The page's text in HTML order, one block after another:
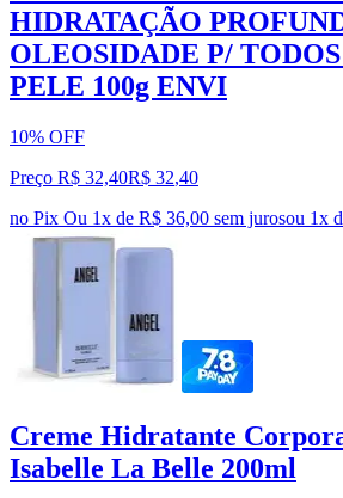
HIDRATAÇÃO
OLEOSIDADE P/
PELE 100g ENVI
10% OFF
Preço R$ 32,40R$ 32,40
no Pix Ou 1x de R$ 36,00 sem jurosou 1x
Creme Hidratante
Isabelle La Belle 200ml